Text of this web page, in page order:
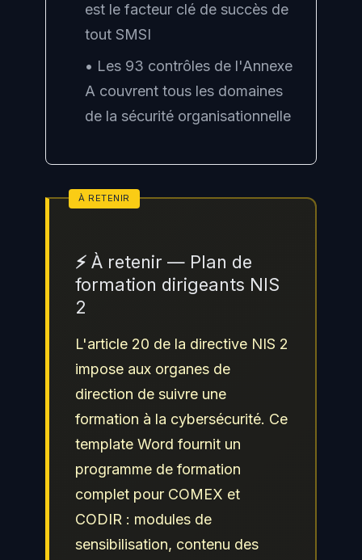
est le facteur clé de succès de
tout SMSI
• Les 93 contrôles de l'Annexe
A couvrent tous les domaines
de la sécurité organisationnelle
⚡ À retenir — Plan de
formation dirigeants NIS
2
L'article 20 de la directive NIS 2
impose aux organes de
direction de suivre une
formation à la cybersécurité. Ce
template Word fournit un
programme de formation
complet pour COMEX et
CODIR : modules de
sensibilisation, contenu des